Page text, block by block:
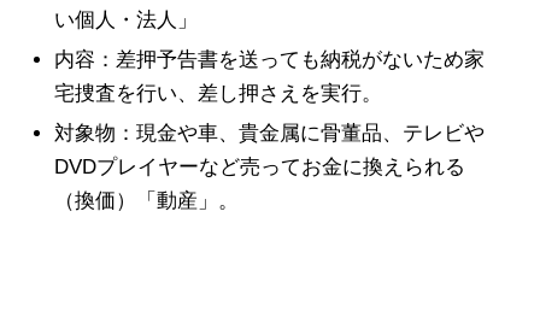
い個人・法人」
内容：差押予告書を送っても納税がないため家
宅捜査を行い、差し押さえを実行。
対象物：現金や車、貴金属に骨董品、テレビや
DVDプレイヤーなど売ってお金に換えられる
（換価）「動産」。